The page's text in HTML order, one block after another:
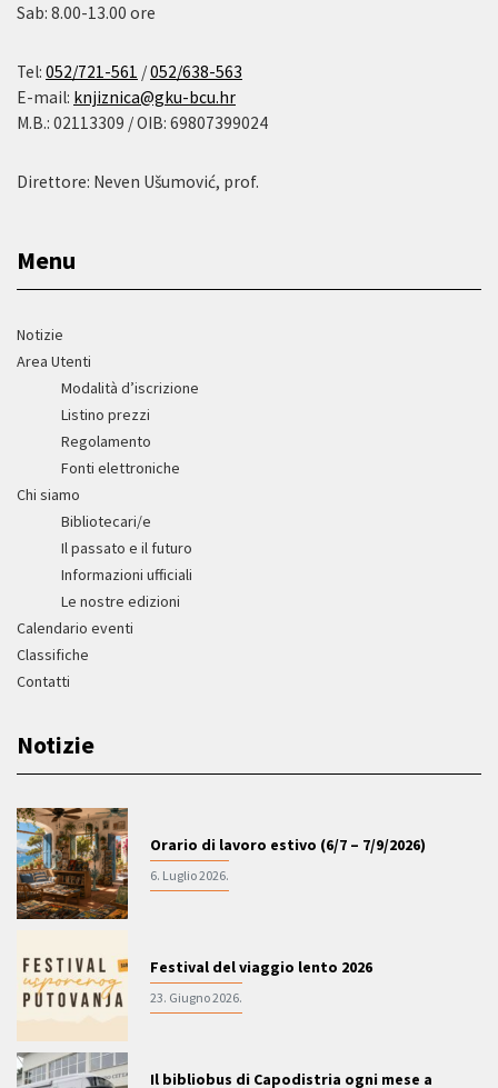
Sab: 8.00-13.00 ore
Tel: 052/721-561 /052/638-563
E-mail: knjiznica@gku-bcu.hr
M.B.: 02113309 / OIB: 69807399024
Direttore: Neven Ušumović, prof.
Menu
Notizie
Area Utenti
Modalità d’iscrizione
Listino prezzi
Regolamento
Fonti elettroniche
Chi siamo
Bibliotecari/e
Il passato e il futuro
Informazioni ufficiali
Le nostre edizioni
Calendario eventi
Classifiche
Contatti
Notizie
Orario di lavoro estivo (6/7 – 7/9/2026)
6. Luglio 2026.
Festival del viaggio lento 2026
23. Giugno 2026.
Il bibliobus di Capodistria ogni mese a